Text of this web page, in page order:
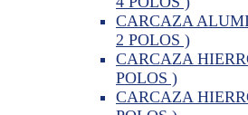
CARCAZA
2 POLOS )
CARCAZA
POLOS )
CARCAZA